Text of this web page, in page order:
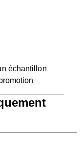
échantillon